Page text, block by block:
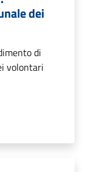
dei
di
volontari